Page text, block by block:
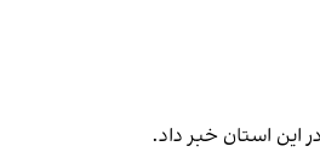
این استان خبر داد.